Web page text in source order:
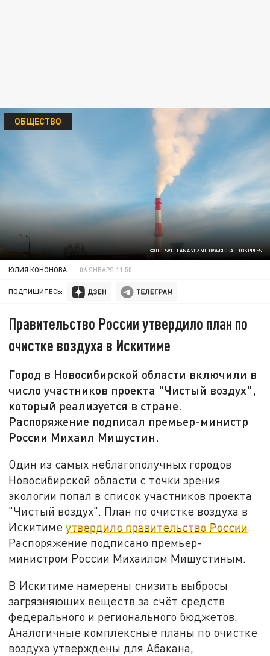
ФОТО: SVETLANA VOZMILOVA/GLOBALLOOKPRESS
ОБЩЕСТВО
ЮЛИЯ КОНОНОВА 06 ЯНВАРЯ 11:50
ПОДПИШИТЕСЬ:
Правительство России утвердило план по
очистке воздуха в Искитиме
Город в Новосибирской области включили в
число участников проекта "Чистый воздух",
который реализуется в стране.
Распоряжение подписал премьер-министр
России Михаил Мишустин.
Один из самых неблагополучных городов
Новосибирской области с точки зрения
экологии попал в список участников проекта
"Чистый воздух". План по очистке воздуха в
Искитимеутвердило правительство России.
Распоряжение подписано премьер-
министром России Михаилом Мишустиным.
В Искитиме намерены снизить выбросы
загрязняющих веществ за счёт средств
федерального и регионального бюджетов.
Аналогичные комплексные планы по очистке
воздуха утверждены для Абакана,